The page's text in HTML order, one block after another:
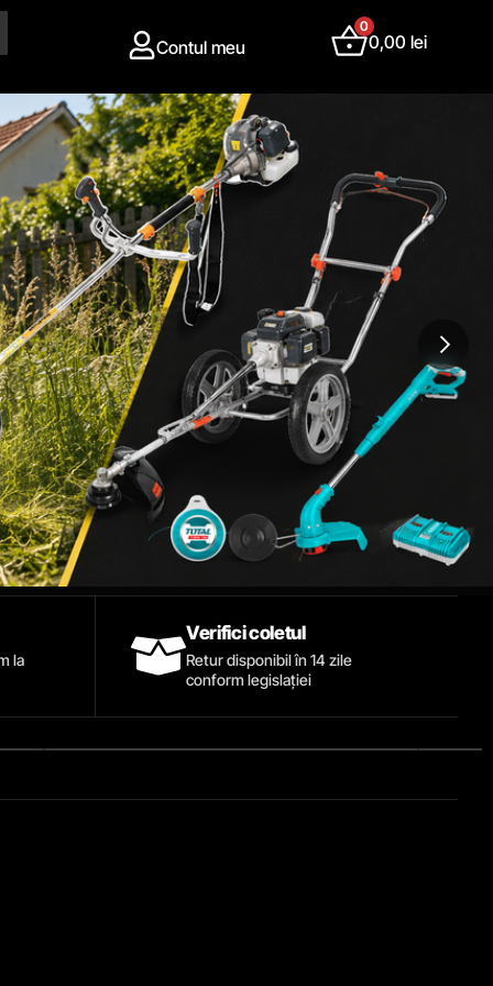
Contul meu
0
0,00lei
la
Verifici coletul
Retur disponibil în 14 zile
conform legislației